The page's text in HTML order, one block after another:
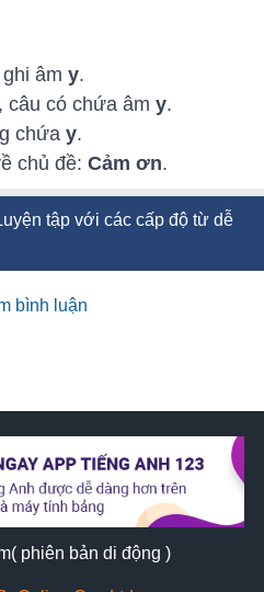
ghi âmy.
câu có chứa âmy.
chứay.
chủ đề:Cảm ơn.
tập với các cấp độ từ dễ
bình luận
phiên bản di động )